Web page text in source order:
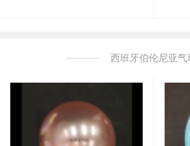
西班牙伯伦尼亚气